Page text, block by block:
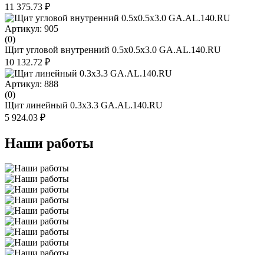
11 375.73 ₽
Артикул: 905
(0)
Щит угловой внутренний 0.5х0.5х3.0 GA.AL.140.RU
10 132.72 ₽
Артикул: 888
(0)
Щит линейный 0.3х3.3 GA.AL.140.RU
5 924.03 ₽
Наши работы